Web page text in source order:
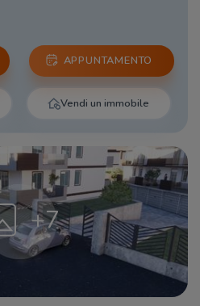
APPUNTAMENTO
Vendi un immobile
+7